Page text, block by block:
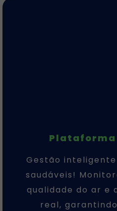
Gestão
saudáveis!
qualidade do ar e
real,